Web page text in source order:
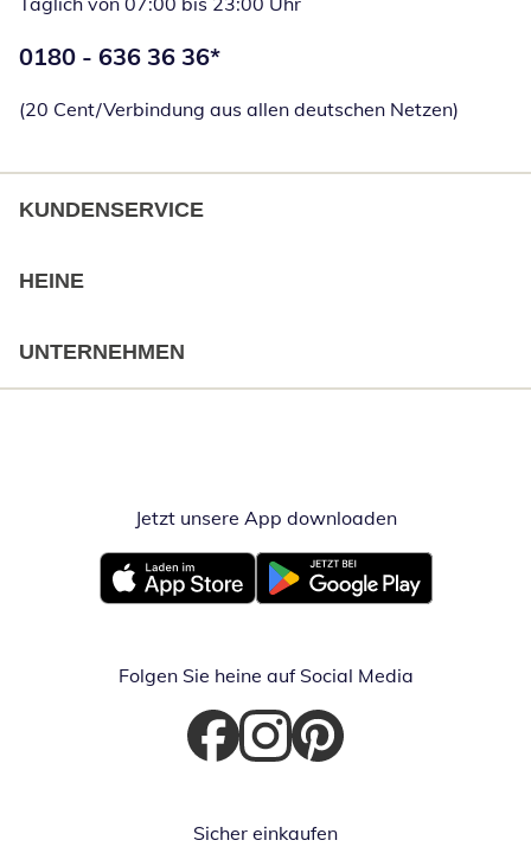
Telefonnummer:
0180 - 636 36 36*
(20 Cent/Verbindung aus allen deutschen Netzen)
KUNDENSERVICE
HEINE
UNTERNEHMEN
Jetzt unsere App downloadenÖffnet in
Öffnet in neuem FensterÖffnet in neuem Fenster
Folgen Sie heine auf Social Media
Öffnet in neuem Fenster
Öffnet in neuem Fenster
Öffnet in neuem Fenster
Sicher einkaufen